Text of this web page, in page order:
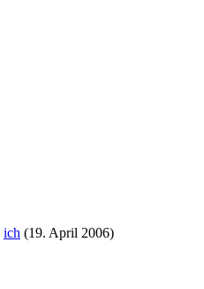
ich (19. April 2006)